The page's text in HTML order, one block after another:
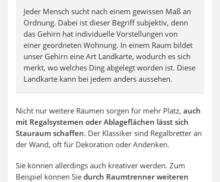
Jeder Mensch sucht nach einem gewissen Maß an
Ordnung. Dabei ist dieser Begriff subjektiv, denn
das Gehirn hat individuelle Vorstellungen von
einer geordneten Wohnung. In einem Raum bildet
unser Gehirn eine Art Landkarte, wodurch es sich
merkt, wo welches Ding abgelegt worden ist. Diese
Landkarte kann bei jedem anders aussehen.
Nicht nur weitere Räumen sorgen für mehr Platz, auch
mit Regalsystemen oder Ablageflächen lässt sich
Stauraum schaffen. Der Klassiker sind Regalbretter an
der Wand, oft für Dekoration oder Andenken.
Sie können allerdings auch kreativer werden. Zum
Beispiel können Sie durch Raumtrenner weiteren